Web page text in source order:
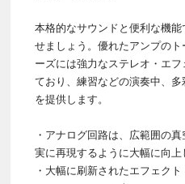
本格的なサウンドと便利な機
せましょう。優れたアンプの
ーズには強力なステレオ・エ
ており、練習などの演奏中、
を提供します。
・アナログ回路は、広範囲の
実に再現するように大幅に向上
・大幅に刷新されたエフェク